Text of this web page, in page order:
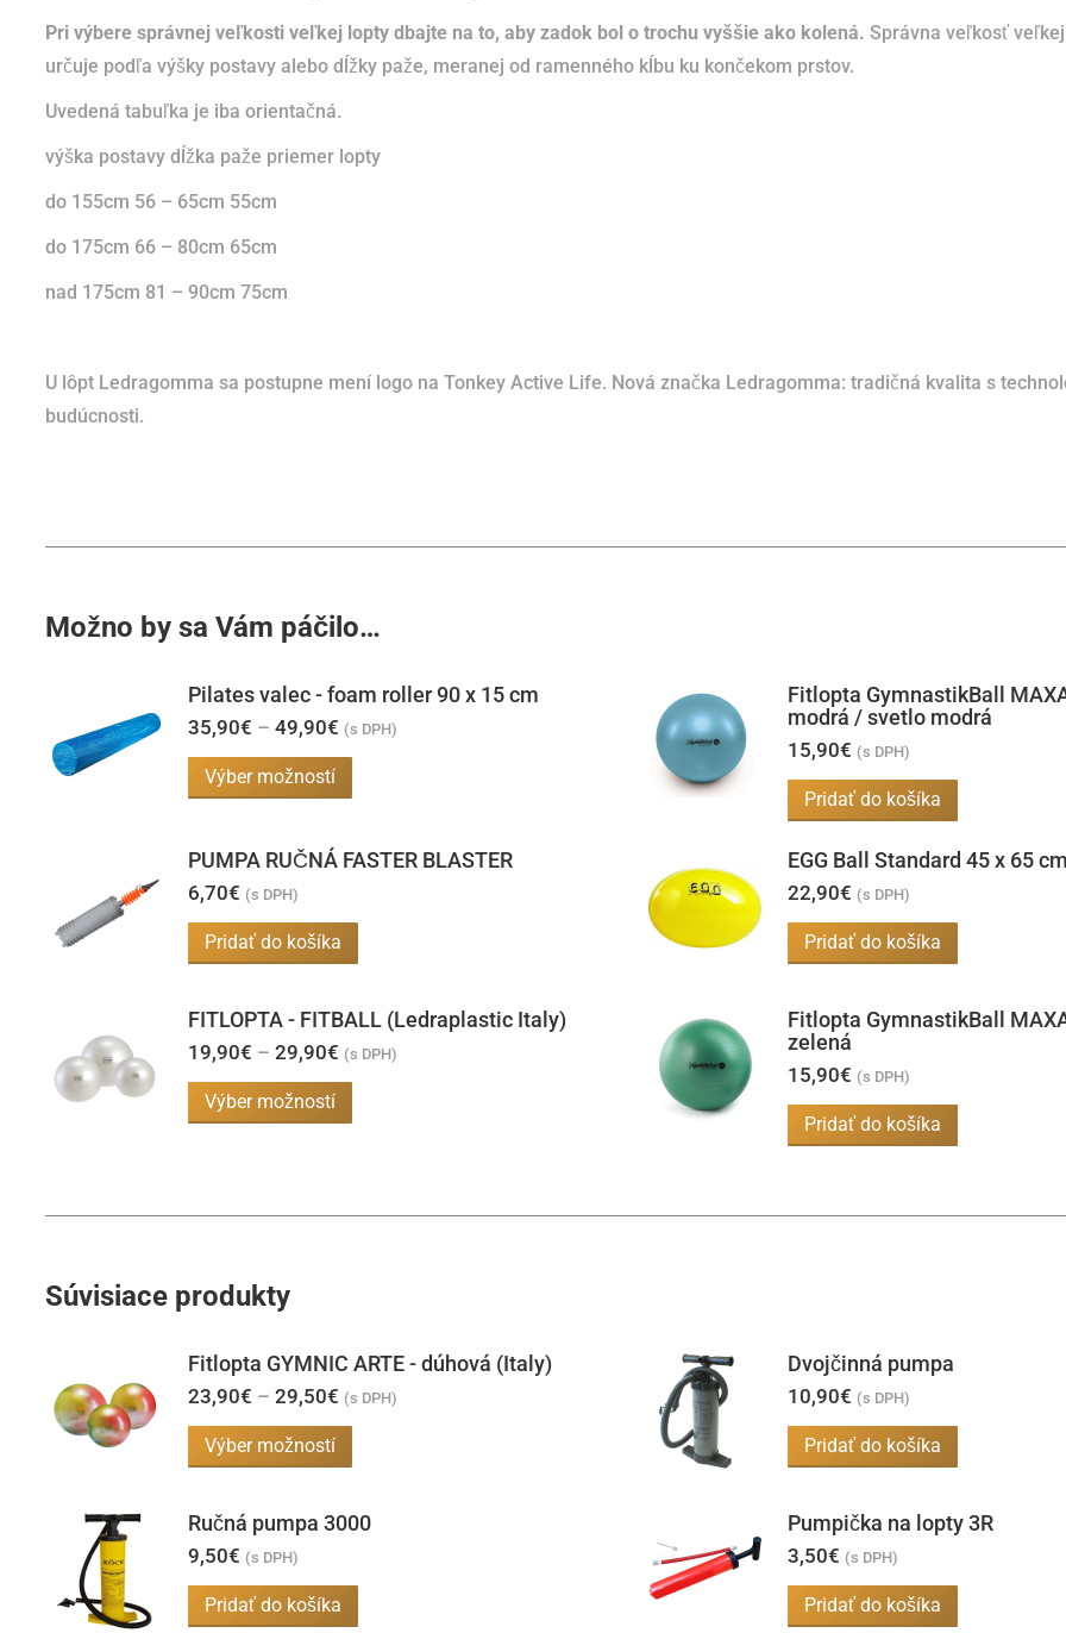
Pri výbere správnej veľkosti veľkej lopty dbajte na to, aby zadok bol o trochu vyššie ako kolená. Správna veľkosť
určuje podľa výšky postavy alebo dĺžky paže, meranej od ramenného kĺbu ku končekom prstov.
Uvedená tabuľka je iba orientačná.
výška postavy dĺžka paže priemer lopty
do 155cm 56 – 65cm 55cm
do 175cm 66 – 80cm 65cm
nad 175cm 81 – 90cm 75cm
U lôpt Ledragomma sa postupne mení logo na Tonkey Active Life. Nová značka Ledragomma: tradičná kvalita s
budúcnosti.
Možno by sa Vám páčilo…
Pilates valec - foam roller 90 x 15 cm
35,90€ – 49,90€ Price
range:
35,90€
49,90€
(s DPH)
Výber možností
produkt
viacero
si
vybrať
Fitlopta GymnastikBall
modrá / svetlo modrá
15,90€ (s DPH)
Pridať do košíka
PUMPA RUČNÁ FASTER BLASTER
6,70€ (s DPH)
Pridať do košíka
EGG Ball Standard 45 x 65
22,90€ (s DPH)
Pridať do košíka
FITLOPTA - FITBALL (Ledraplastic Italy)
19,90€ – 29,90€ Price
range:
19,90€
29,90€
(s DPH)
Výber možností
produkt
vybrať
na
stránke
produktu.
Fitlopta GymnastikBall
zelená
15,90€ (s DPH)
Pridať do košíka
Súvisiace produkty
Fitlopta GYMNIC ARTE - dúhová (Italy)
23,90€ – 29,50€ Price
range:
23,90€
29,50€
(s DPH)
Výber možností
produkt
Dvojčinná pumpa
10,90€ (s DPH)
Pridať do košíka
Ručná pumpa 3000
9,50€ (s DPH)
Pridať do košíka
Pumpička na lopty 3R
3,50€ (s DPH)
Pridať do košíka